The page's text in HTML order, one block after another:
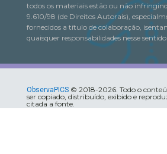
todos os materiais estão ou não
9.610/98 (de Direitos Autorais),
fornecidos a título de colaboração,
quaisquer responsabilidades nesse sentido.
ObservaPICS© 2018-2026. Todo o
ser copiado, distribuído, exibido e
citada a fonte.